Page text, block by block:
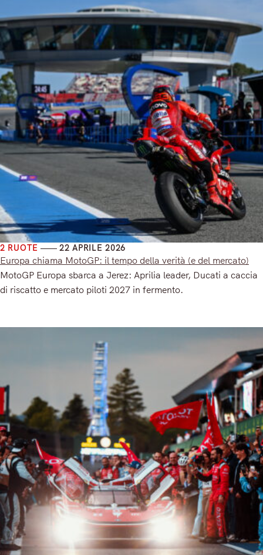
2 RUOTE 22 APRILE 2026
Europa chiama MotoGP: il tempo della verità (e del mercato)
MotoGP Europa sbarca a Jerez: Aprilia leader, Ducati a caccia
di riscatto e mercato piloti 2027 in fermento.